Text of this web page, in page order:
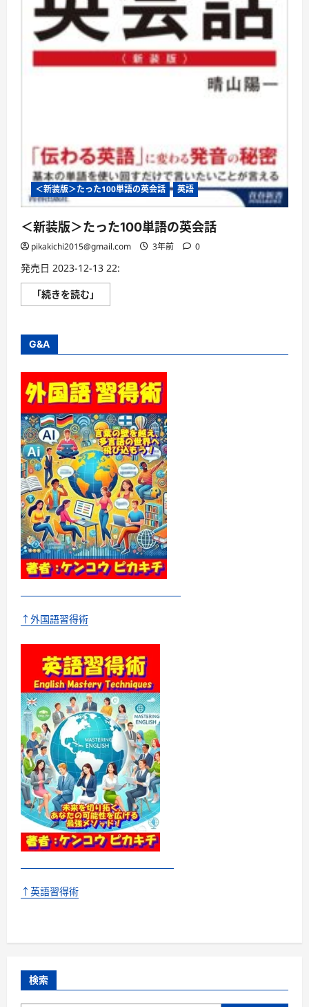
＜新装版＞たった100単語の英会話 英語
＜新装版＞たった100単語の英会話
pikakichi2015@gmail.com 3年前 0
発売日 2023-12-13 22:
「続きを読む」
新
っ
100
単
語
の
英
会
話
に
つ
い
て
さ
ら
に
読
む
G&A
↑外国語習得術
↑英語習得術
検索